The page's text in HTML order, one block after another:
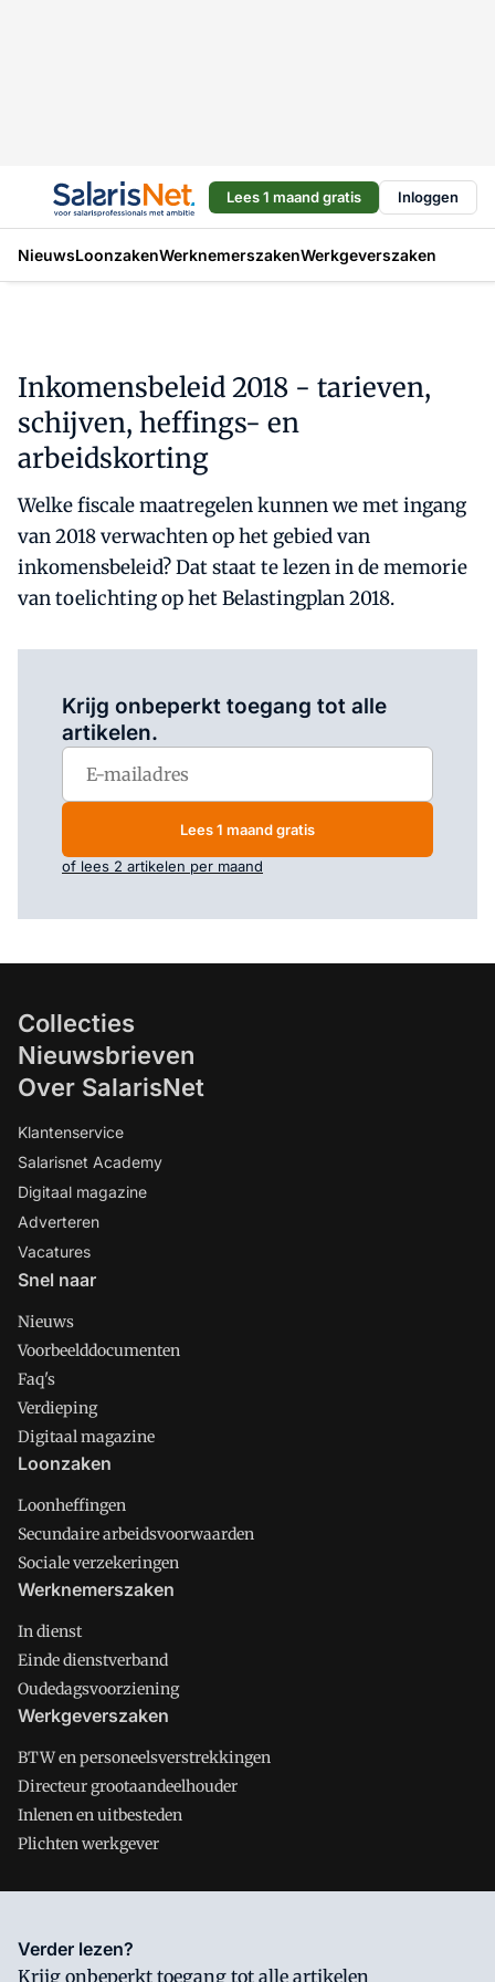
Lees 1 maand gratis Inloggen
NieuwsLoonzakenWerknemerszakenWerkgeverszaken
Inkomensbeleid 2018 - tarieven,
schijven, heffings- en
arbeidskorting
Welke fiscale maatregelen kunnen we met ingang
van 2018 verwachten op het gebied van
inkomensbeleid? Dat staat te lezen in de memorie
van toelichting op het Belastingplan 2018.
Krijg onbeperkt toegang tot alle
artikelen.
Lees 1 maand gratis
of lees 2 artikelen per maand
Collecties
Nieuwsbrieven
Over SalarisNet
Klantenservice
Salarisnet Academy
Digitaal magazine
Adverteren
Vacatures
Snel naar
Nieuws
Voorbeelddocumenten
Faq's
Verdieping
Digitaal magazine
Loonzaken
Loonheffingen
Secundaire arbeidsvoorwaarden
Sociale verzekeringen
Werknemerszaken
In dienst
Einde dienstverband
Oudedagsvoorziening
Werkgeverszaken
BTW en personeelsverstrekkingen
Directeur grootaandeelhouder
Inlenen en uitbesteden
Plichten werkgever
Salarisnet is onderdeel van VMN media. Lees in
waar VMN media voor staat. Op gebruik van deze site zijn de
Verder lezen?
Krijg onbeperkt toegang tot alle artikelen